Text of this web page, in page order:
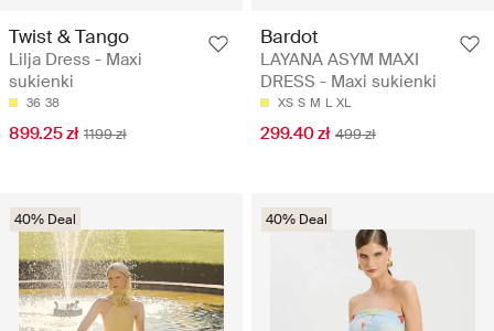
Twist & Tango
Lilja Dress - Maxi
sukienki
36 38
899.25 zł 1199 zł
Bardot
LAYANA ASYM MAXI
DRESS - Maxi sukienki
XS S M L XL
299.40 zł 499 zł
40% Deal 40% Deal